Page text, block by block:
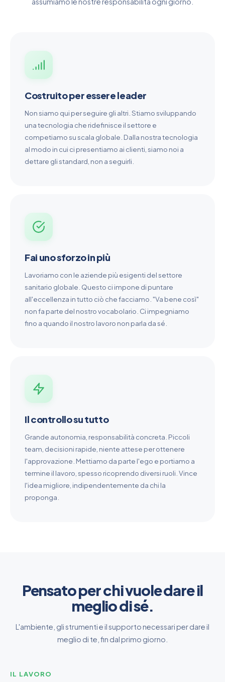
Costruito per essere leader
Non siamo qui per seguire gli altri. Stiamo sviluppando
una tecnologia che ridefinisce il settore e
competiamo su scala globale. Dalla nostra tecnologia
al modo in cui ci presentiamo ai clienti, siamo noi a
dettare gli standard, non a seguirli.
Fai uno sforzo in più
Lavoriamo con le aziende più esigenti del settore
sanitario globale. Questo ci impone di puntare
all'eccellenza in tutto ciò che facciamo. "Va bene così"
non fa parte del nostro vocabolario. Ci impegniamo
fino a quando il nostro lavoro non parla da sé.
Il controllo su tutto
Grande autonomia, responsabilità concreta. Piccoli
team, decisioni rapide, niente attese per ottenere
l'approvazione. Mettiamo da parte l'ego e portiamo a
termine il lavoro, spesso ricoprendo diversi ruoli. Vince
l'idea migliore, indipendentemente da chi la
proponga.
Pensato per chi vuole dare il
meglio di sé.
L'ambiente, gli strumenti e il supporto necessari per dare il
meglio di te, fin dal primo giorno.
IL LAVORO